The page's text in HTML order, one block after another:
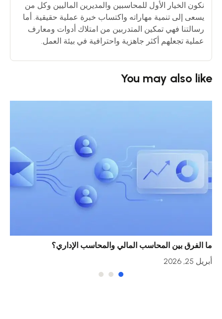
نكون الخيار الأول للمحاسبين والمديرين الماليين وكل من
يسعى إلى تنمية مهاراته واكتساب خبرة عملية حقيقية. أما
رسالتنا فهي تمكين المتدربين من امتلاك أدوات ومعارف
عملية تجعلهم أكثر جاهزية واحترافية في بيئة العمل.
You may also like
ما الفرق بين المحاسب المالي والمحاسب الإداري؟
أبريل 25, 2026